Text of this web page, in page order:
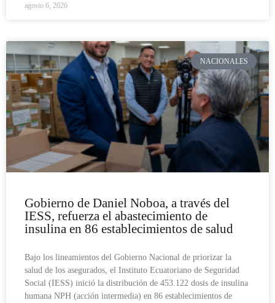
agosto 6, 2026
NACIONALES
Gobierno de Daniel Noboa, a través del
IESS, refuerza el abastecimiento de
insulina en 86 establecimientos de salud
Bajo los lineamientos del Gobierno Nacional de priorizar la
salud de los asegurados, el Instituto Ecuatoriano de Seguridad
Social (IESS) inició la distribución de 453.122 dosis de insulina
humana NPH (acción intermedia) en 86 establecimientos de